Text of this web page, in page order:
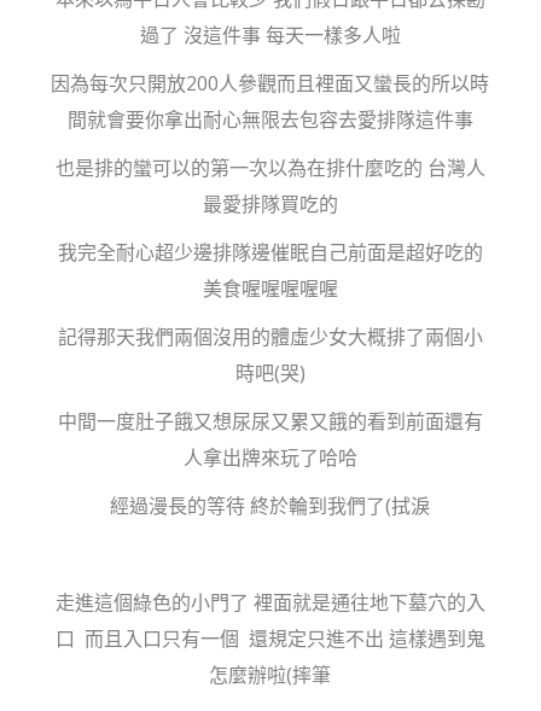
過了 沒這件事 每天一樣多人啦
因為每次只開放200人參觀而且裡面又蠻長的所以時
間就會要你拿出耐心無限去包容去愛排隊這件事
也是排的蠻可以的第一次以為在排什麼吃的 台灣人
最愛排隊買吃的
我完全耐心超少邊排隊邊催眠自己前面是超好吃的
美食喔喔喔喔喔
記得那天我們兩個沒用的體虛少女大概排了兩個小
時吧(哭)
中間一度肚子餓又想尿尿又累又餓的看到前面還有
人拿出牌來玩了哈哈
經過漫長的等待 終於輪到我們了(拭淚
走進這個綠色的小門了 裡面就是通往地下墓穴的入
口 而且入口只有一個 還規定只進不出 這樣遇到鬼
怎麼辦啦(摔筆